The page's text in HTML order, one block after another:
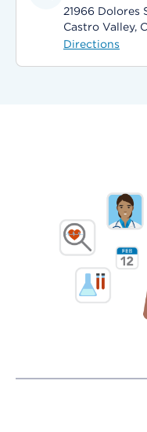
21966 Dolores
Castro Valley,
Directions